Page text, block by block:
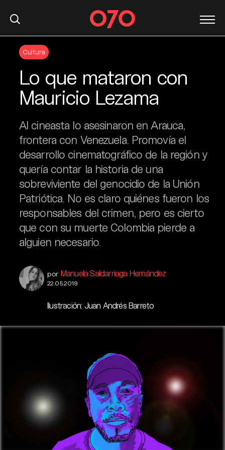
Cultura
Lo que mataron con
Mauricio Lezama
Al cineasta lo asesinaron en Arauca,
frontera con Venezuela. Promovía el
desarrollo cinematográfico de la región y
quería contar la historia de una
sobreviviente del genocidio de la Unión
Patriótica. No es claro quiénes fueron los
responsables del crimen, pero es cierto
que con su muerte Colombia pierde a
alguien necesario.
por Manuela Saldarriaga Hernández
22.05.2019
Ilustración: Juan Andrés Barreto